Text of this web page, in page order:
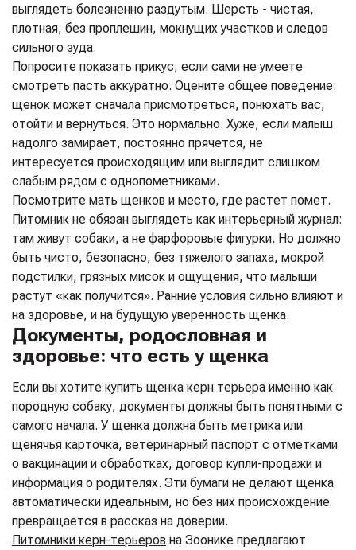
выглядеть болезненно раздутым. Шерсть - чистая,
плотная, без проплешин, мокнущих участков и следов
сильного зуда.
Попросите показать прикус, если сами не умеете
смотреть пасть аккуратно. Оцените общее поведение:
щенок может сначала присмотреться, понюхать вас,
отойти и вернуться. Это нормально. Хуже, если малыш
надолго замирает, постоянно прячется, не
интересуется происходящим или выглядит слишком
слабым рядом с однопометниками.
Посмотрите мать щенков и место, где растет помет.
Питомник не обязан выглядеть как интерьерный журнал:
там живут собаки, а не фарфоровые фигурки. Но должно
быть чисто, безопасно, без тяжелого запаха, мокрой
подстилки, грязных мисок и ощущения, что малыши
растут «как получится». Ранние условия сильно влияют и
на здоровье, и на будущую уверенность щенка.
Документы, родословная и
здоровье: что есть у щенка
Если вы хотите купить щенка керн терьера именно как
породную собаку, документы должны быть понятными с
самого начала. У щенка должна быть метрика или
щенячья карточка, ветеринарный паспорт с отметками
о вакцинации и обработках, договор купли-продажи и
информация о родителях. Эти бумаги не делают щенка
автоматически идеальным, но без них происхождение
превращается в рассказ на доверии.
Питомники керн-терьеров на Зоонике предлагают